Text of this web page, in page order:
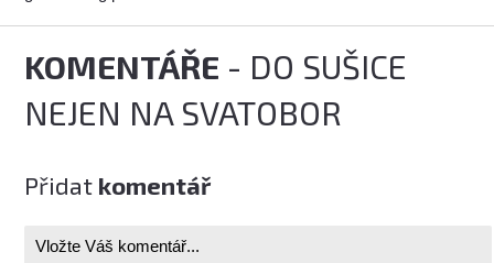
KOMENTÁŘE - DO SUŠICE
NEJEN NA SVATOBOR
Přidat komentář